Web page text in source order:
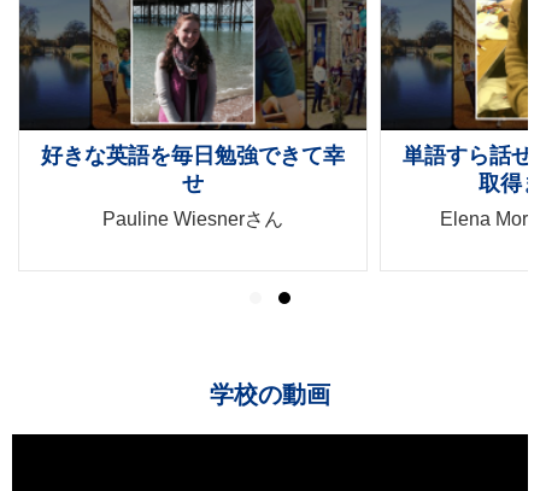
好きな英語を毎日勉強できて幸
せ
Pauline Wiesnerさん
単語すら話せ
取得
Elena
学校の動画